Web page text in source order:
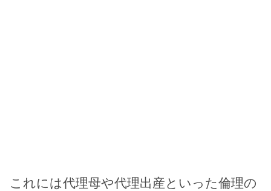
これには代理母や代理出産といった倫理の